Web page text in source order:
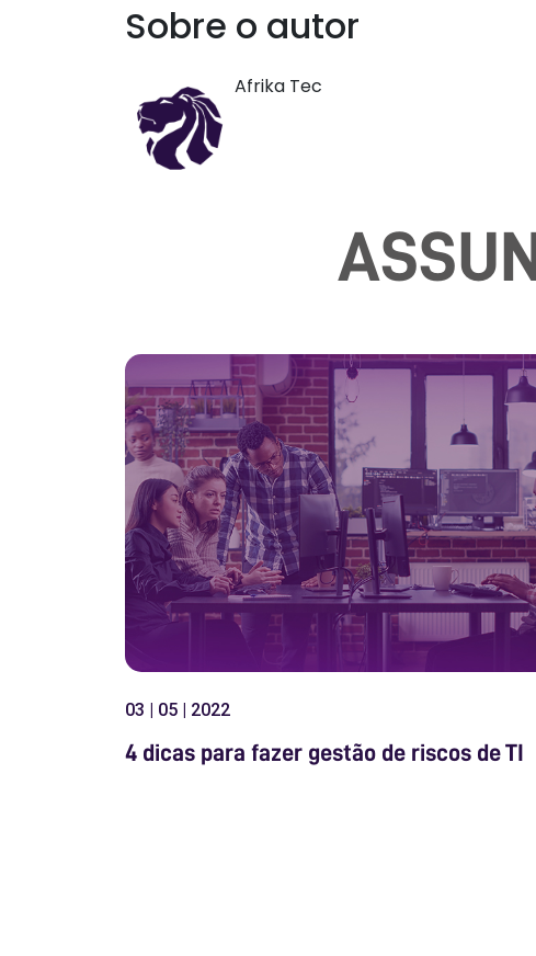
Sobre o autor
Afrika Tec
03 | 05 | 2022
4 dicas para fazer gestão de riscos de TI